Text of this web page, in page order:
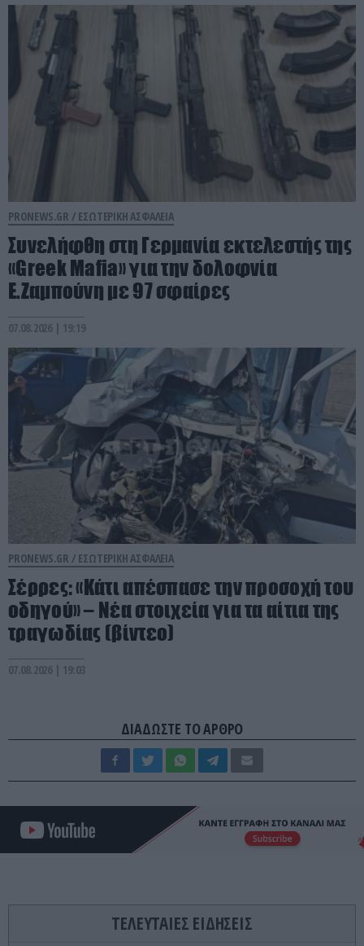
PRONEWS.GR / ΕΣΩΤΕΡΙΚΗ ΑΣΦΑΛΕΙΑ
Συνελήφθη στη Γερμανία εκτελεστής της
«Greek Mafia» για την δολοφνία
Ε.Ζαμπούνη με 97 σφαίρες
07.08.2026 | 19:19
PRONEWS.GR / ΕΣΩΤΕΡΙΚΗ ΑΣΦΑΛΕΙΑ
Σέρρες: «Κάτι απέσπασε την προσοχή του
οδηγού» – Νέα στοιχεία για τα αίτια της
τραγωδίας (βίντεο)
07.08.2026 | 19:03
ΔΙΑΔΩΣΤΕ ΤΟ ΑΡΘΡΟ
ΤΕΛΕΥΤΑΙΕΣ ΕΙΔΗΣΕΙΣ